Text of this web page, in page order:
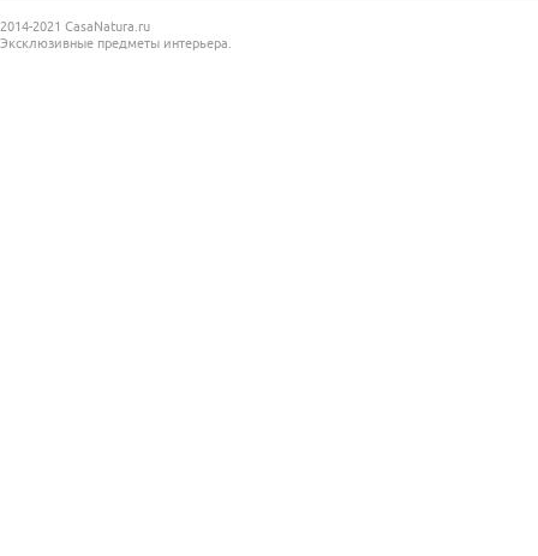
2014-2021 CasaNatura.ru
Эксклюзивные предметы интерьера.